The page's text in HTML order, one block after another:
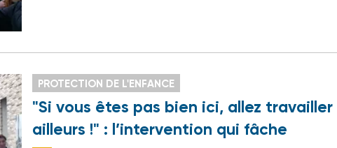
PROTECTION DE L'ENFANCE
"Si vous êtes pas bien ici, allez travailler
ailleurs !" : l’intervention qui fâche